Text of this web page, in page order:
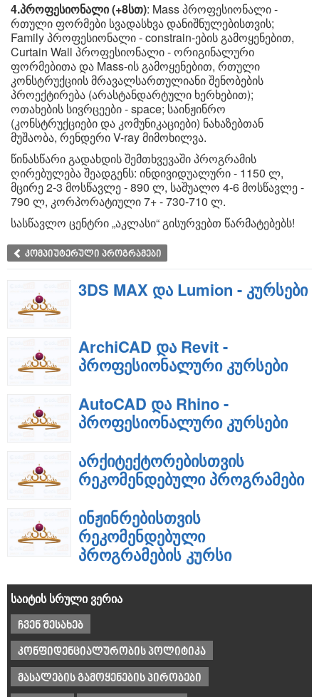
4.პროფესიონალი (+8სთ): Mass პროფესიონალი -
რთული ფორმები სვადასხვა დანიშნულებისთვის;
Family პროფესიონალი - constrain-ების გამოყენებით,
Curtain Wall პროფესიონალი - ორიგინალური
ფორმებითა და Mass-ის გამოყენებით, რთული
კონსტრუქციის მრავალსართულიანი შენობების
პროექტირება (არასტანდარტული ხერხებით);
ოთახების სივრცეები - space; საინჟინრო
(კონსტრუქციები და კომუნიკაციები) ნახაზებთან
მუშაობა, რენდერი V-ray მიმოხილვა.
წინასწარი გადახდის შემთხვევაში პროგრამის
ღირებულება შეადგენს: ინდივიდუალური - 1150 ლ,
მცირე 2-3 მოსწავლე - 890 ლ, საშუალო 4-6 მოსწავლე -
790 ლ, კორპორატიული 7+ - 730-710 ლ.
სასწავლო ცენტრი „აკლასი“ გისურვებთ წარმატებებს!
კომპიუტერული პროგრამები
3DS MAX და Lumion - კურსები
ArchiCAD და Revit -
პროფესიონალური კურსები
AutoCAD და Rhino -
პროფესიონალური კურსები
არქიტექტორებისთვის
რეკომენდებული პროგრამები
ინჟინრებისთვის
რეკომენდებული
პროგრამების კურსი
საიტის სრული ვერია
ჩვენ შესახებ
კონფიდენციალურობის პოლიტიკა
მასალების გამოყენების პირობები